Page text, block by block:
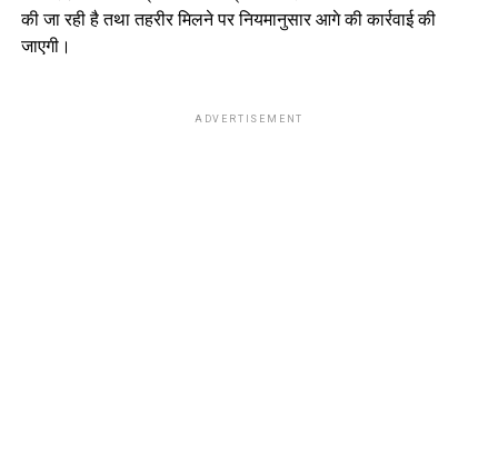
की जा रही है तथा तहरीर मिलने पर नियमानुसार आगे की कार्रवाई की
जाएगी।
ADVERTISEMENT